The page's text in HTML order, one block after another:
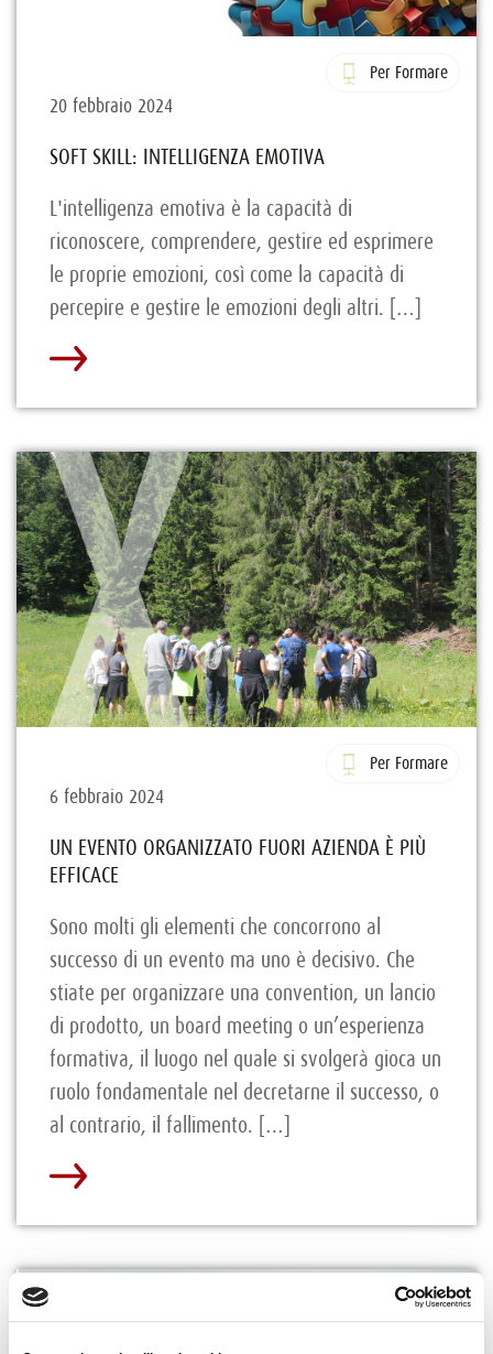
Per Formare
20 febbraio 2024
SOFT SKILL: INTELLIGENZA EMOTIVA
L'intelligenza emotiva è la capacità di
riconoscere, comprendere, gestire ed esprimere
le proprie emozioni, così come la capacità di
percepire e gestire le emozioni degli altri. […]
Per Formare
6 febbraio 2024
UN EVENTO ORGANIZZATO FUORI AZIENDA È PIÙ
EFFICACE
Sono molti gli elementi che concorrono al
successo di un evento ma uno è decisivo. Che
stiate per organizzare una convention, un lancio
di prodotto, un board meeting o un’esperienza
formativa, il luogo nel quale si svolgerà gioca un
ruolo fondamentale nel decretarne il successo, o
al contrario, il fallimento. […]